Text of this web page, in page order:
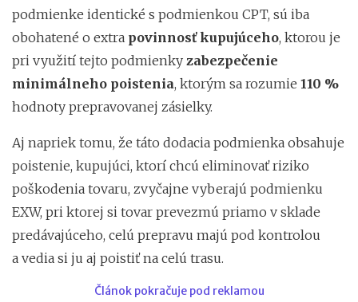
podmienke identické s podmienkou CPT, sú iba
obohatené o extra povinnosť kupujúceho, ktorou je
pri využití tejto podmienky zabezpečenie
minimálneho poistenia, ktorým sa rozumie 110 %
hodnoty prepravovanej zásielky.
Aj napriek tomu, že táto dodacia podmienka obsahuje
poistenie, kupujúci, ktorí chcú eliminovať riziko
poškodenia tovaru, zvyčajne vyberajú podmienku
EXW, pri ktorej si tovar prevezmú priamo v sklade
predávajúceho, celú prepravu majú pod kontrolou
a vedia si ju aj poistiť na celú trasu.
Článok pokračuje pod reklamou